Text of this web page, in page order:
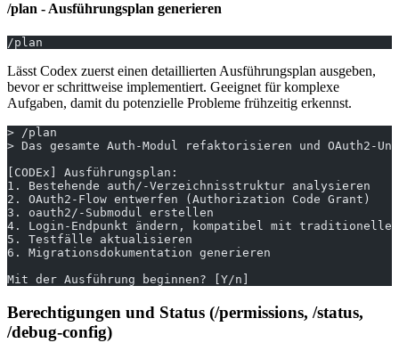
/plan - Ausführungsplan generieren
/plan
Lässt Codex zuerst einen detaillierten Ausführungsplan ausgeben,
bevor er schrittweise implementiert. Geeignet für komplexe
Aufgaben, damit du potenzielle Probleme frühzeitig erkennst.
> /plan
> Das gesamte Auth-Modul refaktorisieren und OAuth2-
[CODEx] Ausführungsplan:
1. Bestehende auth/-Verzeichnisstruktur analysieren
2. OAuth2-Flow entwerfen (Authorization Code Grant)
3. oauth2/-Submodul erstellen
4. Login-Endpunkt ändern, kompatibel mit traditionellem
5. Testfälle aktualisieren
6. Migrationsdokumentation generieren
Mit der Ausführung beginnen? [Y/n]
Berechtigungen und Status (/permissions, /status,
/debug-config)